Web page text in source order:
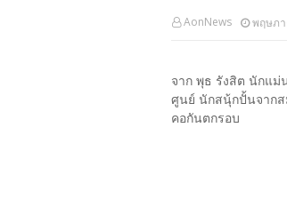
AonNews พฤษภ
จาก พุธ รังสิต นักแม่
ศูนย์ นักสนุ้กปั้นจากส
คอกันตกรอบ